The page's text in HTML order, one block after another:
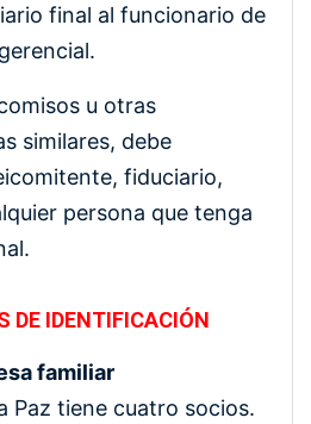
final al funcionario de
u otras
similares, debe
fiduciario,
persona que tenga
DE IDENTIFICACIÓN
familiar
Paz tiene cuatro socios.